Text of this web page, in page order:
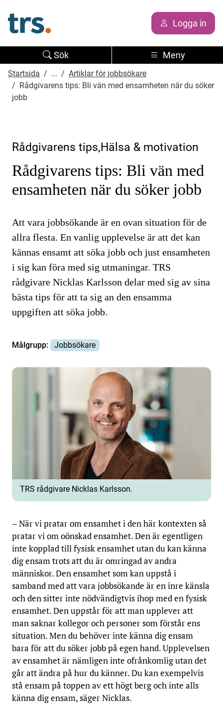
Logga in
Sök Meny
Startsida ...
Artiklar för jobbsökare
Rådgivarens tips: Bli vän med ensamheten när du söker
jobb
Rådgivarens tips,Hälsa & motivation
Rådgivarens tips: Bli vän med
ensamheten när du söker jobb
Att vara jobbsökande är en ovan situation för de
allra flesta. En vanlig upplevelse är att det kan
kännas ensamt att söka jobb och just ensamheten
i sig kan föra med sig utmaningar. TRS
rådgivare Nicklas Karlsson delar med sig av sina
bästa tips för att ta sig an den ensamma
uppgiften att söka jobb.
Målgrupp: Jobbsökare
TRS rådgivare Nicklas Karlsson.
– När vi pratar om ensamhet i den här kontexten så
pratar vi om oönskad ensamhet. Den är egentligen
inte kopplad till fysisk ensamhet utan du kan känna
dig ensam trots att du är omringad av andra
människor. Den ensamhet som kan uppstå i
samband med att vara jobbsökande är en inre känsla
och den sitter inte nödvändigtvis ihop med en fysisk
ensamhet. Den uppstår för att man upplever att
man saknar kollegor och personer som förstår ens
situation. Men du behöver inte känna dig ensam
bara för att du söker jobb på egen hand. Upplevelsen
av ensamhet är nämligen inte ofrånkomlig utan det
går att ändra på hur du känner. Du kan exempelvis
stå ensam på toppen av ett högt berg och inte alls
känna dig ensam, säger Nicklas.